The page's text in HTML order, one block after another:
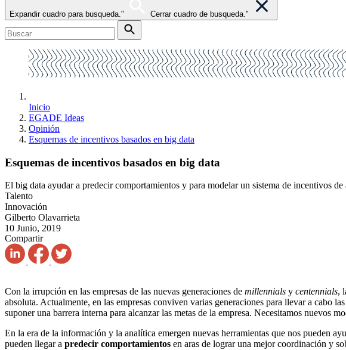
Expandir cuadro para busqueda." Cerrar cuadro de busqueda."
Inicio
EGADE Ideas
Opinión
Esquemas de incentivos basados en big data
Esquemas de incentivos basados en big data
El big data ayudar a predecir comportamientos y para modelar un sistema de incentivos
Talento
Innovación
Gilberto Olavarrieta
10 Junio, 2019
Compartir
Con la irrupción en las empresas de las nuevas generaciones de millennials y centennials,
absoluta. Actualmente, en las empresas conviven varias generaciones para llevar a cabo
suponer una barrera interna para alcanzar las metas de la empresa. Necesitamos nuevos
En la era de la información y la analítica emergen nuevas herramientas que nos pueden
pueden llegar a predecir comportamientos en aras de lograr una mejor coordinación y